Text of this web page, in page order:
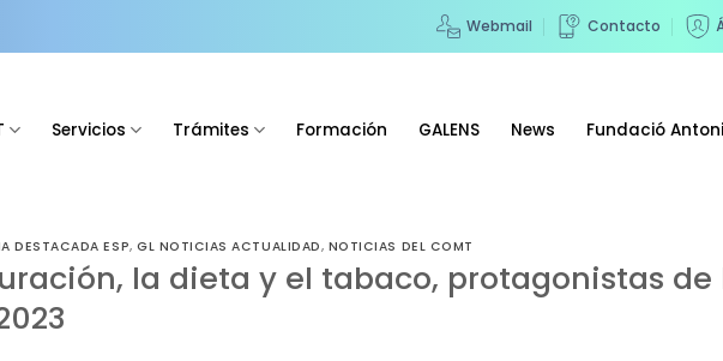
Webmail Contacto
Servicios Trámites Formación GALENS News Fundació
DESTACADA ESP,GL NOTICIAS ACTUALIDAD, NOTICIAS DEL COMT
la dieta y el tabaco, protagonistas de